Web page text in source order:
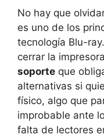
No hay que
es uno de los
tecnología Blu-
cerrar la
soporte que
alternativas si
físico, algo que
improbable ante
falta de lectores